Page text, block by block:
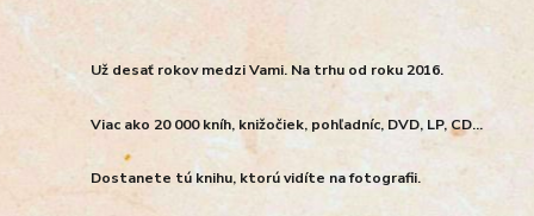
Už desať rokov medzi Vami. Na trhu od roku 2016.
Viac ako 20 000 kníh, knižočiek, pohľadníc, DVD, LP, CD...
Dostanete tú knihu, ktorú vidíte na fotografii.